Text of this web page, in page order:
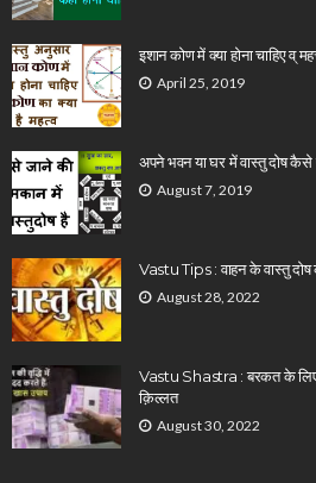
इशान कोण में क्या होना चाहिए व्
April 25, 2019
अपने भवन या घर में वास्तु दोष कैसे
August 7, 2019
Vastu Tips : वाहन के वास्तु
August 28, 2022
Vastu Shastra : बरकत के लिए
क़िल्लत
August 30, 2022